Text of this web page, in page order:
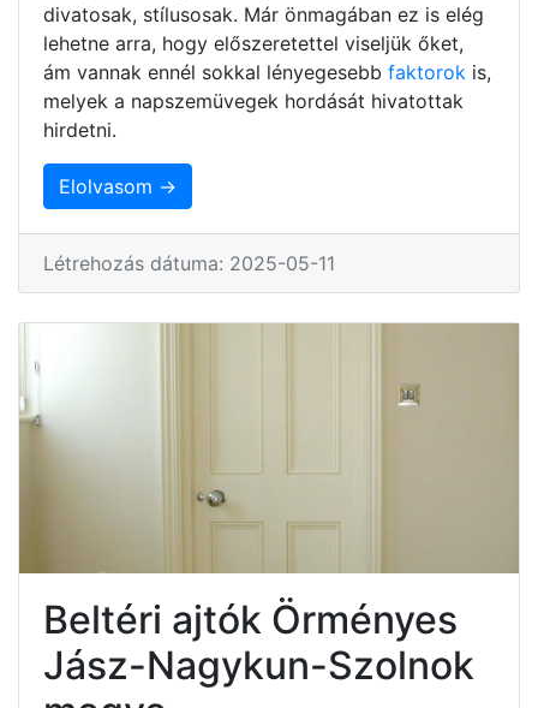
divatosak, stílusosak. Már önmagában ez is elég
lehetne arra, hogy előszeretettel viseljük őket,
ám vannak ennél sokkal lényegesebb faktorok is,
melyek a napszemüvegek hordását hivatottak
hirdetni.
Elolvasom →
Létrehozás dátuma: 2025-05-11
Beltéri ajtók Örményes
Jász-Nagykun-Szolnok